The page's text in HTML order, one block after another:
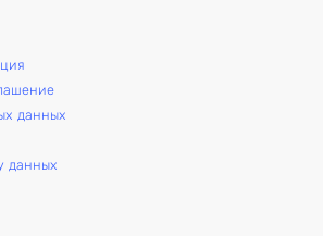
данных
данных